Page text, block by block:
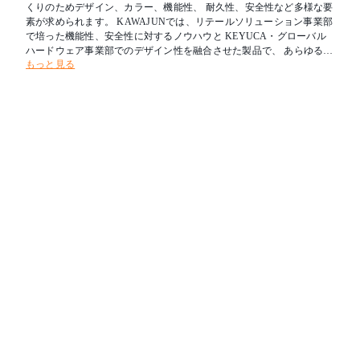
くりのためデザイン、カラー、機能性、 耐久性、安全性など多様な要
素が求められます。 KAWAJUNでは、リテールソリューション事業部
で培った機能性、安全性に対するノウハウと KEYUCA・グローバル
ハードウェア事業部でのデザイン性を融合させた製品で、 あらゆる人
々が集うパブリックスペースに快適な環境をトータルコーディネート
もっと見る